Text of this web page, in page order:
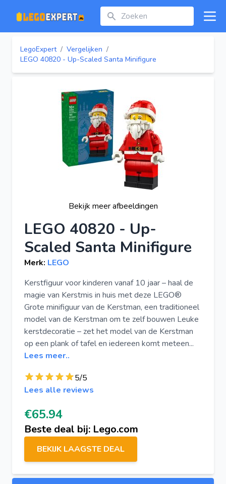
Zoeken
LegoExpert / Vergelijken /
LEGO 40820 - Up-Scaled Santa Minifigure
Bekijk meer afbeeldingen
LEGO 40820 - Up-
Scaled Santa Minifigure
Merk: LEGO
Kerstfiguur voor kinderen vanaf 10 jaar – haal de
magie van Kerstmis in huis met deze LEGO®
Grote minifiguur van de Kerstman, een traditioneel
model van de Kerstman om te zelf bouwen Leuke
kerstdecoratie – zet het model van de Kerstman
op een plank of tafel en iedereen komt meteen...
Lees meer..
5/5
Lees alle reviews
€65.94
Beste deal bij: Lego.com
BEKIJK LAAGSTE DEAL